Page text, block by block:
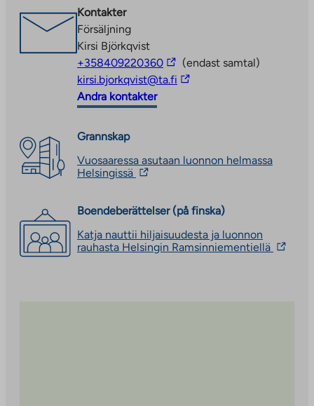
site.
Link
opens
in
new
tab
Kontakter
Försäljning
Kirsi Björkqvist
+358409220360The
link
external
(endast samtal)
kirsi.bjorkqvist@ta.fi The
an
Andra kontakter
Grannskap
Vuosaaressa asutaan luonnon helmassa
Helsingissä The
you
an
external
Boendeberättelser (på finska)
Katja nauttii hiljaisuudesta ja luonnon
rauhasta Helsingin Ramsinniementiellä The